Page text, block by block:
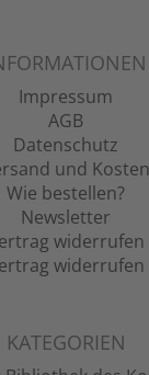
Impressum
AGB
Datenschutz
und Kosten
Wie bestellen?
Newsletter
widerrufen
widerrufen
KATEGORIEN